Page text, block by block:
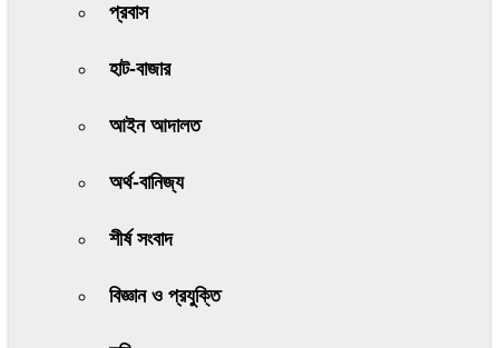
প্রবাস
হাট-বাজার
আইন আদালত
অর্থ-বানিজ্য
শীর্ষ সংবাদ
বিজ্ঞান ও প্রযুক্তি